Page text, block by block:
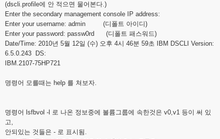
(dscli.profile에 안 적으면 물어본다.)
Enter the secondary management console IP address:
Enter your username: admin (디폴트 아이디)
Enter your password: passw0rd (디폴트 패스워드)
Date/Time: 2010년 5월 12일 (수) 오후 4시 46분 59초 IBM DSCLI Version:
6.5.0.243 DS:
IBM.2107-75HP721
명령어 모를때는 help 를 쳐보자.
명령어 lsfbvol -l 로 나온 정보중에 볼륨그룹에 속한것은 v0,v1 등이 써 있
고,
안되있는 것들은 - 로 표시됨.